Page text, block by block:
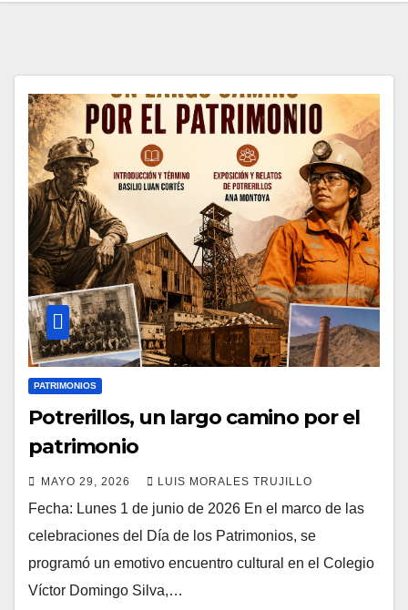
PATRIMONIOS
Potrerillos, un largo camino por el
patrimonio
MAYO 29, 2026 LUIS MORALES TRUJILLO
Fecha: Lunes 1 de junio de 2026 En el marco de las
celebraciones del Día de los Patrimonios, se
programó un emotivo encuentro cultural en el Colegio
Víctor Domingo Silva,…